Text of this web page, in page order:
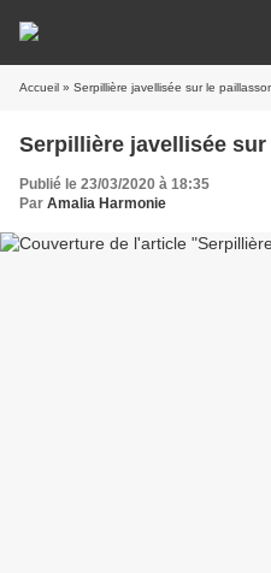
Accueil » Serpillière javellisée sur le
Serpillière javellisée
Publié le 23/03/2020 à 18:35
Par Amalia Harmonie